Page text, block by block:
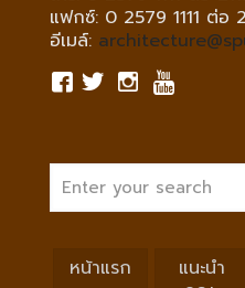
แฟกซ์: 0 2579 1111 ต่อ
อีเมล์:
หน้าแรก
แนะนำ